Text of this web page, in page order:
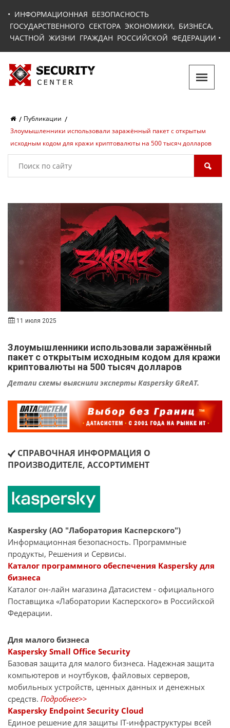
• ИНФОРМАЦИОННАЯ БЕЗОПАСНОСТЬ
ГОСУДАРСТВЕННОГО СЕКТОРА ЭКОНОМИКИ, БИЗНЕСА,
ЧАСТНОЙ ЖИЗНИ ГРАЖДАН РОССИЙСКОЙ ФЕДЕРАЦИИ •
Публикации
Злоумышленники использовали заражённый пакет с открытым
исходным кодом для кражи криптовалюты на 500 тысяч долларов
11 июля 2025
Злоумышленники использовали заражённый
пакет с открытым исходным кодом для кражи
криптовалюты на 500 тысяч долларов
Детали схемы выяснили эксперты Kaspersky GReAT.
СПРАВОЧНАЯ ИНФОРМАЦИЯ О
ПРОИЗВОДИТЕЛЕ, АССОРТИМЕНТ
Kaspersky (АО "Лаборатория Касперского")
Информационная безопасность. Программные
продукты, Решения и Сервисы.
Каталог программного обеспечения Kaspersky для
бизнеса
Каталог он-лайн магазина Датасиcтем - официального
Поставщика «Лаборатории Касперского» в Российской
Федерации.
Для малого бизнеса
Kaspersky Small Office Security
Базовая защита для малого бизнеса. Надежная защита
компьютеров и ноутбуков, файловых серверов,
мобильных устройств, ценных данных и денежных
средств. Подробнее>>
Kaspersky Endpoint Security Cloud
Единое решение для защиты IT-инфраструктуры всей